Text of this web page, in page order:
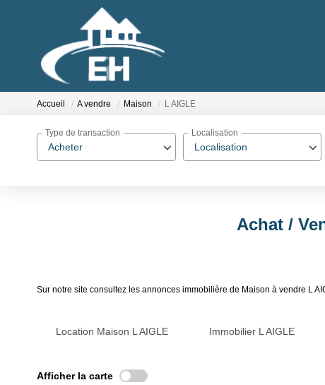
Accueil A vendre Maison L AIGLE
Acheter
Type de transaction
Localisation
Localisation
Achat /
Sur notre site consultez les annonces immobilière de Maison à vendre L
Location Maison L AIGLE Immobilier L AIGLE
Afficher la carte